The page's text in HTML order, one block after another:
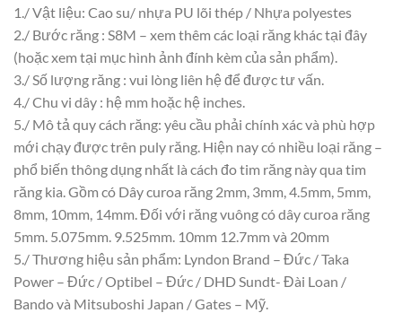
1./ Vật liệu: Cao su/ nhựa PU lõi thép / Nhựa polyestes
2./ Bước răng : S8M – xem thêm các loại răng khác tại đây
(hoặc xem tại mục hình ảnh đính kèm của sản phẩm).
3./ Số lượng răng : vui lòng liên hệ để được tư vấn.
4./ Chu vi dây : hệ mm hoặc hệ inches.
5./ Mô tả quy cách răng: yêu cầu phải chính xác và phù hợp
mới chạy được trên puly răng. Hiện nay có nhiều loại răng –
phổ biến thông dụng nhất là cách đo tim răng này qua tim
răng kia. Gồm có Dây curoa răng 2mm, 3mm, 4.5mm, 5mm,
8mm, 10mm, 14mm. Đối với răng vuông có dây curoa răng
5mm. 5.075mm. 9.525mm. 10mm 12.7mm và 20mm
5./ Thương hiệu sản phẩm: Lyndon Brand – Đức / Taka
Power – Đức / Optibel – Đức / DHD Sundt- Đài Loan /
Bando và Mitsuboshi Japan / Gates – Mỹ.